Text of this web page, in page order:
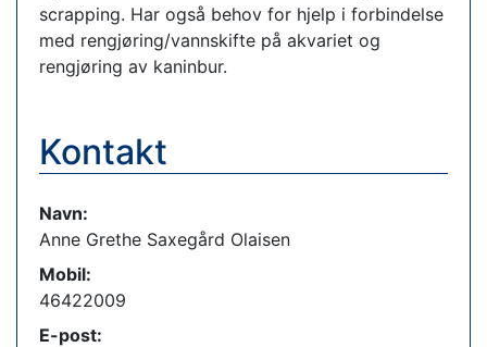
scrapping. Har også behov for hjelp i forbindelse
med rengjøring/vannskifte på akvariet og
rengjøring av kaninbur.
Kontakt
Navn:
Anne Grethe Saxegård Olaisen
Mobil:
46422009
E-post: